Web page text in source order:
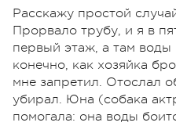
Расскажу простой
Прорвало трубу, и я в
первый этаж, а там
конечно, как хозяйка
мне запретил. Отослал
убирал. Юна (собака
помогала: она воды